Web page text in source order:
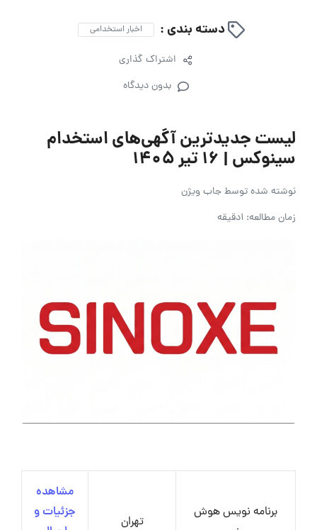
دسته بندی : اخبار استخدامی
اشتراک گذاری
بدون دیدگاه
لیست جدیدترین آگهی‌های استخدام
سینوکس | ۱۶ تیر ۱۴۰۵
نوشته شده توسطجاب ویژن
زمان مطالعه: 1دقیقه
برنامه‌ نویس هوش
تهران
مشاهده
جزئیات و